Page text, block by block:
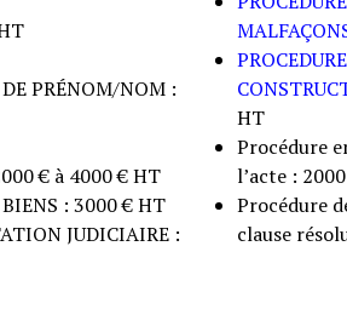
PRÉNOM/NOM :
€ à 4000 € HT
BIENS : 3000 € HT
JUDICIAIRE :
HT
Procédure
l’acte :
Procédure
clause